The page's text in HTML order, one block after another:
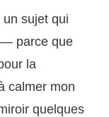
sujet qui
parce que
la
calmer mon
quelques